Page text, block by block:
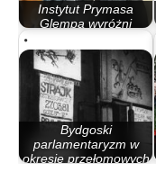
Instytut Prymasa
Glempa wyróżni
Bydgoski
parlamentaryzm w
okresie przełomowych